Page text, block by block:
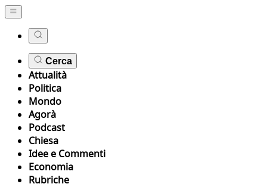
Cerca
Attualità
Politica
Mondo
Agorà
Podcast
Chiesa
Idee e Commenti
Economia
Rubriche